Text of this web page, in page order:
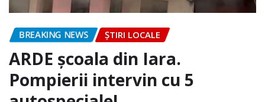
BREAKING NEWS ȘTIRI LOCALE
ARDE școala din Iara.
Pompierii intervin cu 5